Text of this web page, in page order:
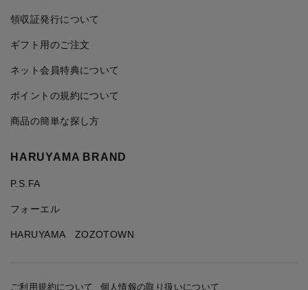
領収証発行について
ギフト用のご注文
ネット会員特典について
ポイントの規約について
商品の簡単な探し方
HARUYAMA BRAND
P.S.FA
フォーエル
HARUYAMA ZOZOTOWN
ご利用規約について 個人情報の取り扱いについて